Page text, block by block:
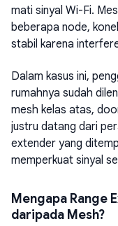
mati sinyal Wi-Fi.
beberapa node,
stabil karena
Dalam kasus ini,
rumahnya sudah
mesh kelas atas,
justru datang dari
extender yang
memperkuat sinyal
Mengapa Range
daripada Mesh?